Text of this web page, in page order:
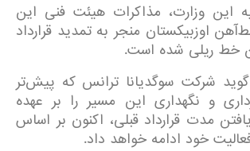
این وزارت، مذاکرات هیئت فنی این
اوزبیکستان منجر به تمدید قرارداد
خط ریلی شده است.
شرکت سوگدیانا ترانس که پیش‌تر
و نگهداری این مسیر را بر عهده
مدت قرارداد قبلی، اکنون بر اساس
خود ادامه خواهد داد.